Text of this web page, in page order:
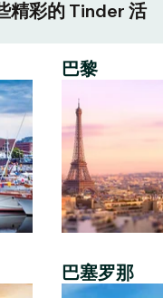
精彩的 Tinder 活
巴黎
巴塞罗那